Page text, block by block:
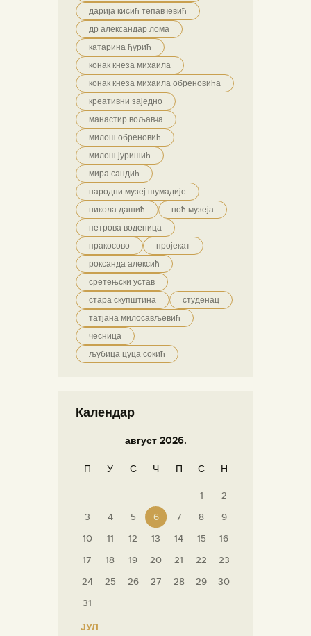
дарија кисић тепавчевић
др александар лома
катарина ђурић
конак кнеза михаила
конак кнеза михаила обреновића
креативни заједно
манастир вољавча
милош обреновић
милош јуришић
мира сандић
народни музеј шумадије
никола дашић
ноћ музеја
петрова воденица
пракосово
пројекат
роксанда алексић
сретењски устав
стара скупштина
студенац
татјана милосављевић
чесница
љубица цуца сокић
Календар
август 2026.
П У С Ч П С Н
1
2
3
4 5 6 7 8
9
10
11 12 13 14 15
16
17
18 19 20 21 22
23
24
25 26 27 28 29
30
31
« ЈУЛ